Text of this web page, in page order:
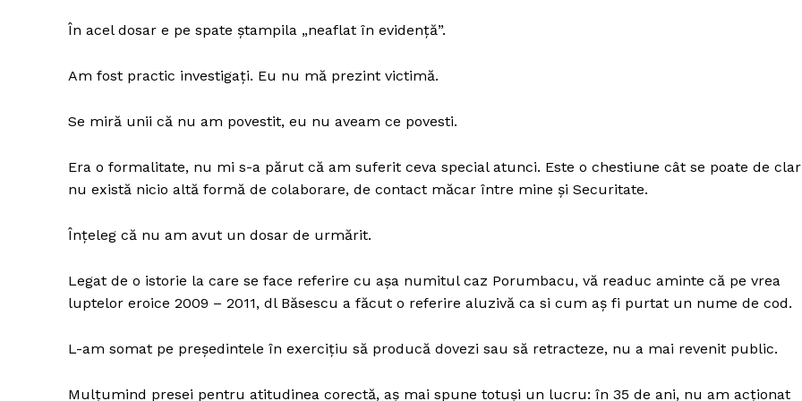
În acel dosar e pe spate ștampila „neaflat în evidență”.
Am fost practic investigați. Eu nu mă prezint victimă.
Se miră unii că nu am povestit, eu nu aveam ce povesti.
Era o formalitate, nu mi s-a părut că am suferit ceva special atunci. Este o chestiune cât se poate de
nu există nicio altă formă de colaborare, de contact măcar între mine și Securitate.
Înțeleg că nu am avut un dosar de urmărit.
Legat de o istorie la care se face referire cu așa numitul caz Porumbacu, vă readuc aminte că pe vrea
luptelor eroice 2009 – 2011, dl Băsescu a făcut o referire aluzivă ca si cum aș fi purtat un nume de cod.
L-am somat pe președintele în exercițiu să producă dovezi sau să retracteze, nu a mai revenit public.
Mulțumind presei pentru atitudinea corectă, aș mai spune totuși un lucru: în 35 de ani, nu am acționat